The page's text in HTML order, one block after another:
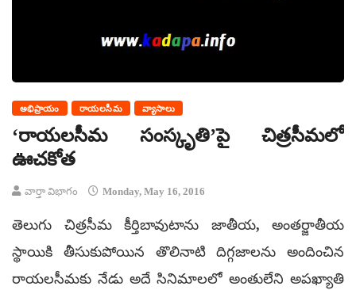
అభిప్రాయం రాయలసీమ వ్యాసాలు
‘రాయలసీమ సంస్కృతి’పై చిత్రసీమలో
ఊచకోత
వార్తా విభాగం Monday, May 16, 2016
తెలుగు చిత్రసీమ కీర్తిబావుటాను జాతీయ, అంతర్జాతీయ
స్థాయికి తీసుకుపోయిన తొలినాటి దిగ్గజాలను అందించిన
రాయలసీమకు నేడు అదే సినిమాలలో అంతులేని అపఖ్యాతి